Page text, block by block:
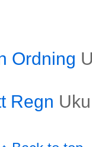
Ordning
Regn